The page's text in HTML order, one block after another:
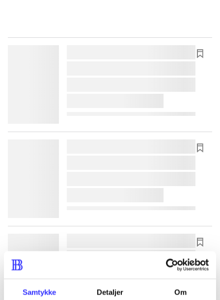
Samtykke Detaljer Om
lorem ipsum dolor sit amet ...
lorem ipsum dolor sit amet ...
lorem ipsum dolor sit amet ...
lorem ipsum dolor sit amet ...
lorem ipsum dolor sit amet ...
lorem ipsum dolor sit amet ...